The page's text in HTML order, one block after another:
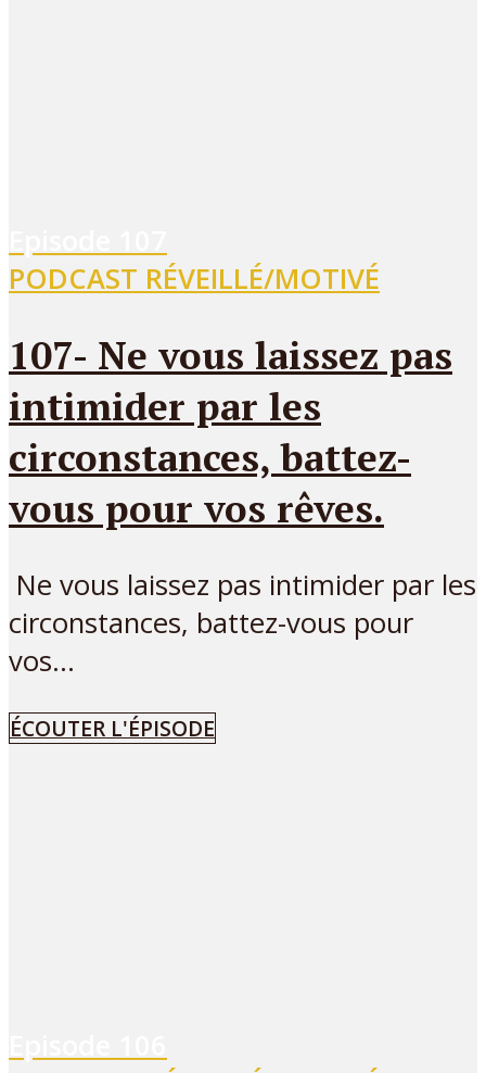
PODCAST RÉVEILLÉ/MOTIVÉ
107- Ne vous laissez pas
intimider par les
circonstances, battez-
vous pour vos rêves.
Ne vous laissez pas intimider par les
circonstances, battez-vous pour
vos...
ÉCOUTER L'ÉPISODE